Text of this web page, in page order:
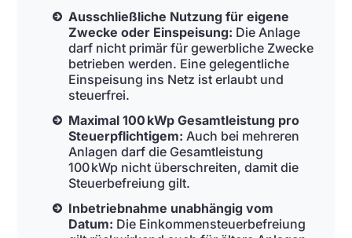
Ausschließliche Nutzung für eigene
Zwecke oder Einspeisung: Die Anlage
darf nicht primär für gewerbliche Zwecke
betrieben werden. Eine gelegentliche
Einspeisung ins Netz ist erlaubt und
steuerfrei.
Maximal 100 kWp Gesamtleistung pro
Steuerpflichtigem: Auch bei mehreren
Anlagen darf die Gesamtleistung
100 kWp nicht überschreiten, damit die
Steuerbefreiung gilt.
Inbetriebnahme unabhängig vom
Datum: Die Einkommensteuerbefreiung